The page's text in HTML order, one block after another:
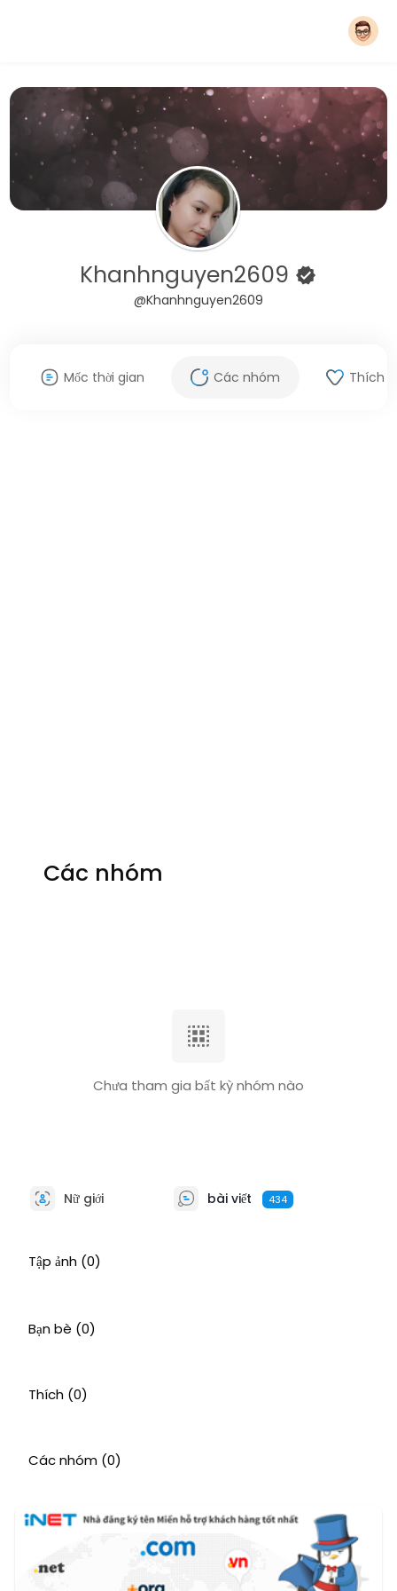
Khanhnguyen2609
@Khanhnguyen2609
Mốc thời gian Các nhóm Thích
Các nhóm
Chưa tham gia bất kỳ nhóm nào
Nữ giới bài viết 434
Tập ảnh (0)
Bạn bè (0)
Thích (0)
Các nhóm (0)